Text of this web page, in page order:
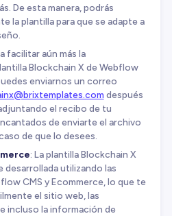
De esta manera, podrás
la plantilla para que se adapte a
facilitar aún más la
Blockchain X de Webflow
enviarnos un correo
después
el recibo de tu
de enviarte el archivo
de que lo desees.
: La plantilla Blockchain X
utilizando las
CMS y Ecommerce, lo que te
el sitio web, las
incluso la información de